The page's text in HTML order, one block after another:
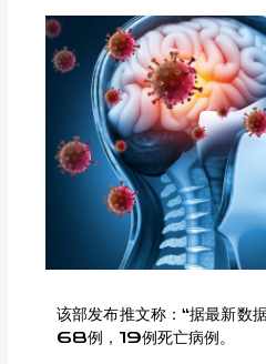
该部发布推文称：“据最新数
68例，19例死亡病例。